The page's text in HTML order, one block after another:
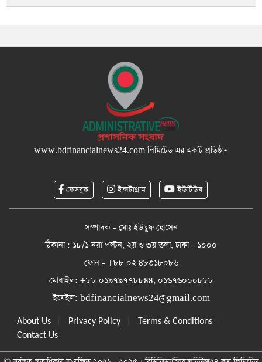
www.bdfinancialnews24.comলিমিটেড এর একটি প্রতিষ্ঠান
ফেসবুক ইন্সটাগ্রাম ইউটিউব
সম্পাদক - মোঃ ইউছুফ হোসেন
ঠিকানা : ১৮/১ নয়া পল্টন, ২য় ও ৩য় তলা, ঢাকা - ১০০০
ফোন - +৮৮ ০২ ৪৮৩১৮০৮৬
মোবাইল: +৮৮ ০১৯৭৯৭৭৮৮৪৪, ০১৬৭৬০০০৮৮৮
ইমেইল: bdfinancialnews24@gmail.com
About Us Privacy Policy Terms & Conditions
Contact Us